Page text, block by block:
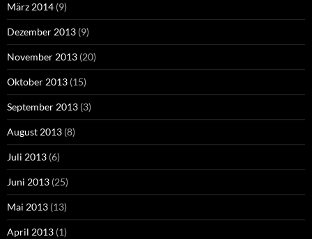
März 2014 (9)
Dezember 2013 (9)
November 2013 (20)
Oktober 2013 (15)
September 2013 (3)
August 2013 (8)
Juli 2013 (6)
Juni 2013 (25)
Mai 2013 (13)
April 2013 (1)